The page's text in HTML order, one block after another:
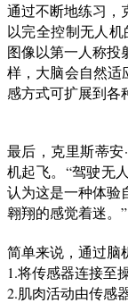
通过不断地练习，
以完全控制无人
图像以第一人称投
样，大脑会自然适
感方式可扩展到各
最后，克里斯蒂安
机起飞。“驾驶无
认为这是一种体验
翱翔的感觉着迷。”
简单来说，通过脑
1.将传感器连接至
2.肌肉活动由传感